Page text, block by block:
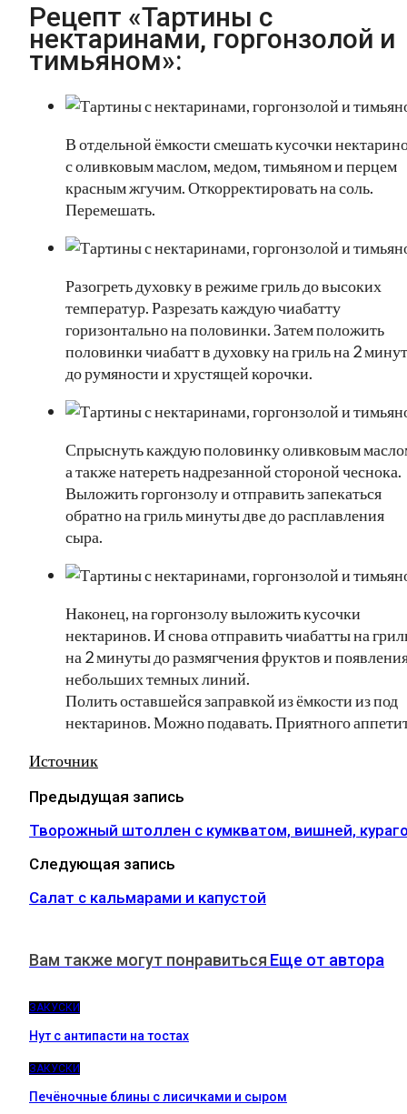
Рецепт «Тартины с
нектаринами, горгонзолой и
тимьяном»:
В отдельной ёмкости смешать кусочки
с оливковым маслом, медом, тимьяном и перцем
красным жгучим. Откорректировать на соль.
Перемешать.
Разогреть духовку в режиме гриль до высоких
температур. Разрезать каждую чиабатту
горизонтально на половинки. Затем положить
половинки чиабатт в духовку на гриль на 2
до румяности и хрустящей корочки.
Спрыснуть каждую половинку оливковым
а также натереть надрезанной стороной чеснока.
Выложить горгонзолу и отправить запекаться
обратно на гриль минуты две до расплавления
сыра.
Наконец, на горгонзолу выложить кусочки
нектаринов. И снова отправить чиабатты на
на 2 минуты до размягчения фруктов и
небольших темных линий.
Полить оставшейся заправкой из ёмкости из под
нектаринов. Можно подавать. Приятного
Источник
Предыдущая запись
Творожный штоллен с кумкватом, вишней,
Следующая запись
Салат с кальмарами и капустой
Вам также могут понравиться Еще от автора
ЗАКУСКИ
Нут с антипасти на тостах
ЗАКУСКИ
Печёночные блины с лисичками и сыром